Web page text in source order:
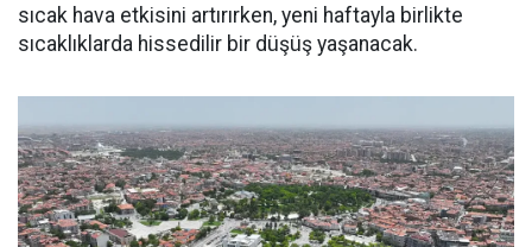
sıcak hava etkisini artırırken, yeni haftayla birlikte
sıcaklıklarda hissedilir bir düşüş yaşanacak.